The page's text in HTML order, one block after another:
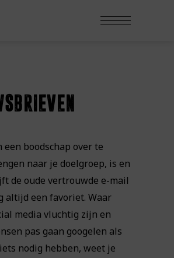
een boodschap over te
naar je doelgroep, is en
de oude vertrouwde e-mail
altijd een favoriet. Waar
media vluchtig zijn en
pas gaan googelen als
nodig hebben, weet je